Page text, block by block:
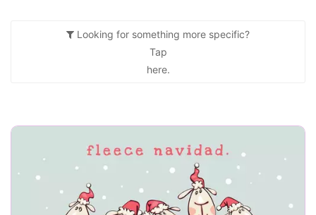
Looking for something more specific?
Tap
here.